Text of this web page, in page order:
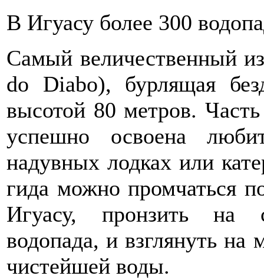
В Игуасу более 300
Самый величественный
do Diabo), бурлящая
высотой 80 метров.
успешно освоена
надувных лодках или
гида можно промчаться
Игуасу, пронзить на
водопада, и взглянуть на
чистейшей воды.